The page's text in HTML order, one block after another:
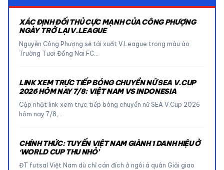
XÁC ĐỊNH ĐỐI THỦ CỰC MẠNH CỦA CÔNG PHƯỢNG
NGÀY TRỞ LẠI V.LEAGUE
Nguyễn Công Phượng sẽ tái xuất V.League trong màu áo
Trường Tươi Đồng Nai FC…
LINK XEM TRỰC TIẾP BÓNG CHUYỀN NỮ SEA V.CUP
2026 HÔM NAY 7/8: VIỆT NAM VS INDONESIA
Cập nhật link xem trực tiếp bóng chuyền nữ SEA V.Cup 2026
hôm nay 7/8,…
CHÍNH THỨC: TUYỂN VIỆT NAM GIÀNH 1 DANH HIỆU Ở
‘WORLD CUP THU NHỎ’
ĐT futsal Việt Nam dù chỉ cán đích ở ngôi á quân Giải giao